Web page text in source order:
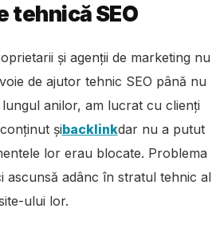
tehnică SEO
și agenții de marketing nu
de ajutor tehnic SEO până nu
anilor, am lucrat cu clienți
șibacklinkdar nu a putut
lor erau blocate. Problema
ascunsă adânc în stratul tehnic al
ului lor.